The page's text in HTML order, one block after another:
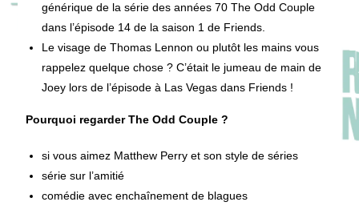
générique de la série des années 70 The Odd Couple
dans l’épisode 14 de la saison 1 de Friends.
Le visage de Thomas Lennon ou plutôt les mains vous
rappelez quelque chose ? C’était le jumeau de main de
Joey lors de l’épisode à Las Vegas dans Friends !
Pourquoi regarder The Odd Couple ?
si vous aimez Matthew Perry et son style de séries
série sur l’amitié
comédie avec enchaînement de blagues